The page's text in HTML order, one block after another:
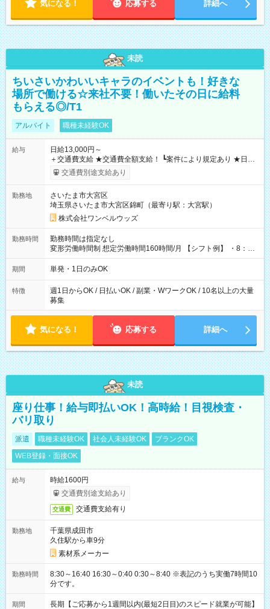
気になる！ 応募する 詳細へ
未読
ちいさいかわいいキャラのイベントも！好きな
場所で働ける☆来社不要！働いたその日に給料
もらえる◎/T1
アルバイト 職種未経験OK
給与
日給13,000円～
＋交通費支給 ★交通費全額支給！ ┗案件により規定あり ★日払
いOK！（規定あり） ┗働いたその日に現金GET♪ お仕事後はコ
ンビニATMから 日払い分を引き落とせます！ 【試用期間】試
交通費別途支給あり
勤務地
さいたま市大宮区
埼玉県さいたま市大宮区錦町（最寄り駅：大宮駅）
株式会社ワンベルウッズ
勤務時間
勤務時間は指定なし
変形労働時間制 想定労働時間160時間/月 【シフト例】 ・8：00
～21：00
期間 単発・1日のみOK
特徴
週1日からOK / 日払いOK / 副業・WワークOK / 10名以上の大量
募集
気になる！ 応募する 詳細へ
未読
座り仕事！給与即払いOK！高時給！目視検査・
バリ取り
派遣 職種未経験OK 社会人未経験OK
ブランクOK
WEB登録・面接OK
給与
時給1600円
交通費別途支給あり
交通費 交通費支給有り
勤務地
千葉県成田市
久住駅から車9分
素材系メーカー
勤務時間
8:30～16:40 16:30～0:40 0:30～8:40 ※表記のうち実働7時間10
分です。
期間
長期【ご応募から1週間以内(最短2日目)のスピード就業が可能】